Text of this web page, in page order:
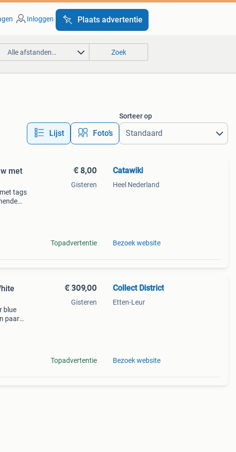
Inloggen Plaats advertentie
Alle afstanden… Zoek
Lijst Foto’s
Sorteer op
met
tags
€ 8,00
Gisteren
Topadvertentie
Catawiki
Heel Nederland
Bezoek website
blue
paar
€ 309,00
Gisteren
Topadvertentie
Collect District
Etten-Leur
Bezoek website